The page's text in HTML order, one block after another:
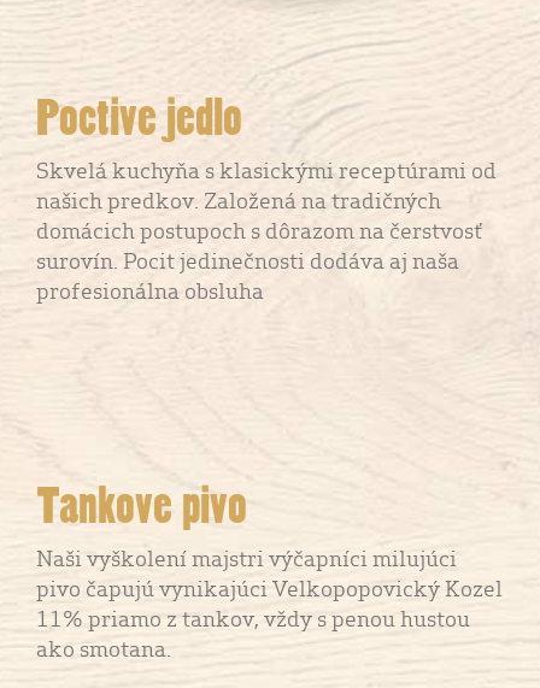
Poctive jedlo
Skvelá kuchyňa s klasickými receptúrami od
našich predkov. Založená na tradičných
domácich postupoch s dôrazom na čerstvosť
surovín. Pocit jedinečnosti dodáva aj naša
profesionálna obsluha
Tankove pivo
Naši vyškolení majstri výčapníci milujúci
pivo čapujú vynikajúci Velkopopovický Kozel
11% priamo z tankov, vždy s penou hustou
ako smotana.